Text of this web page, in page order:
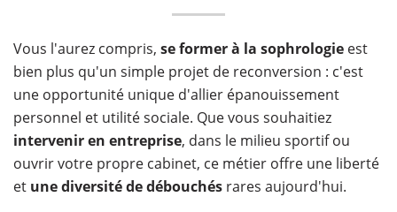
Vous l'aurez compris, se former à la sophrologie est
bien plus qu'un simple projet de reconversion : c'est
une opportunité unique d'allier épanouissement
personnel et utilité sociale. Que vous souhaitiez
intervenir en entreprise, dans le milieu sportif ou
ouvrir votre propre cabinet, ce métier offre une liberté
et une diversité de débouchés rares aujourd'hui.